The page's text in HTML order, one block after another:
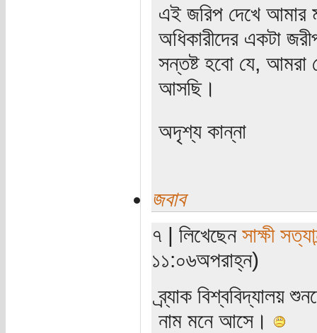
এই জরিপ দেখে আমার
অধিকারীদের একটা
সন্তষ্ট হবো যে, আমরা
আসছি।
অদৃশ্য কান্না
জবাব
৭ | লিখেছেন সাক্ষী
১১:০৬অপরাহ্ন)
ব্র্যাক বিশ্ববিদ্যালয়
নাম মনে আসে।